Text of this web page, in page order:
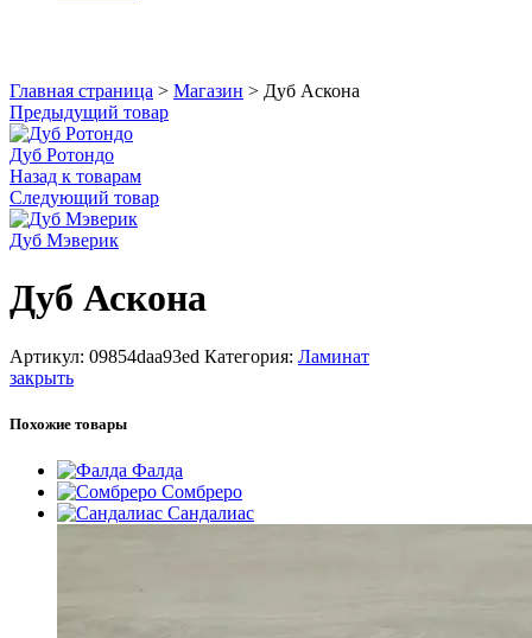
Главная страница > Магазин > Дуб Аскона
Предыдущий товар
Дуб Ротондо
Назад к товарам
Следующий товар
Дуб Мэверик
Дуб Аскона
Артикул: 09854daa93ed Категория: Ламинат
закрыть
Похожие товары
Фалда
Сомбреро
Сандалиас